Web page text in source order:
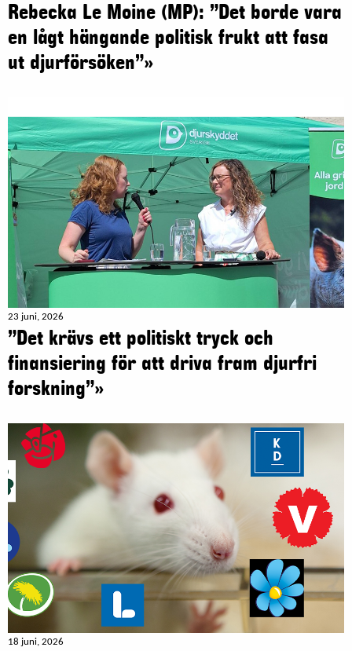
Rebecka Le Moine (MP): ”Det borde vara
en lågt hängande politisk frukt att fasa
ut djurförsöken”»
23 juni, 2026
”Det krävs ett politiskt tryck och
finansiering för att driva fram djurfri
forskning”»
18 juni, 2026